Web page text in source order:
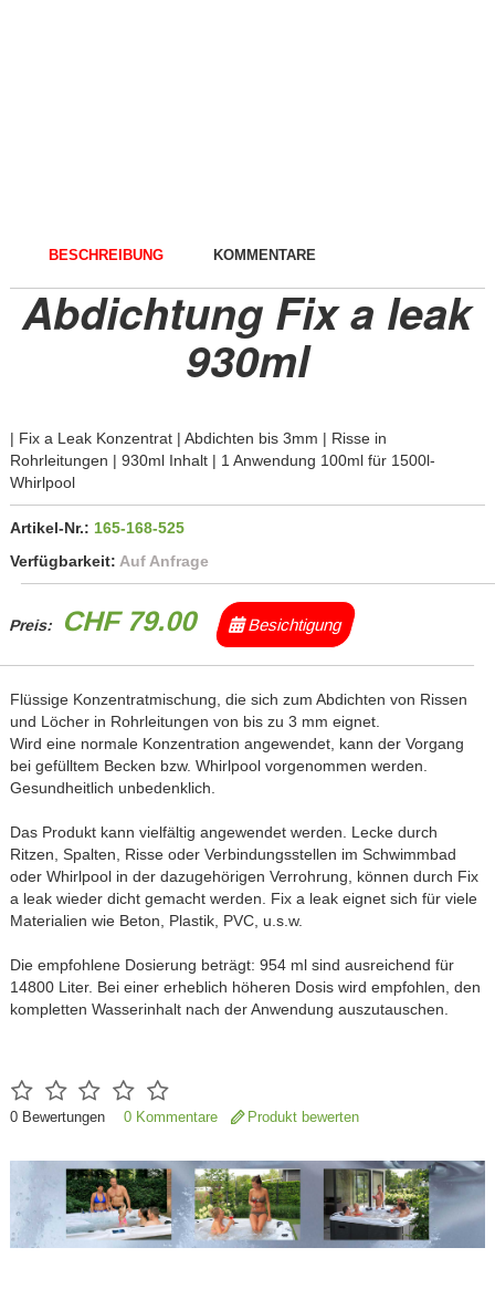
BESCHREIBUNG KOMMENTARE
Abdichtung Fix a leak
930ml
| Fix a Leak Konzentrat | Abdichten bis 3mm | Risse in
Rohrleitungen | 930ml Inhalt | 1 Anwendung 100ml für 1500l-
Whirlpool
Artikel-Nr.: 165-168-525
Verfügbarkeit: Auf Anfrage
Preis: CHF 79.00 Besichtigung
Flüssige Konzentratmischung, die sich zum Abdichten von Rissen
und Löcher in Rohrleitungen von bis zu 3 mm eignet.
Wird eine normale Konzentration angewendet, kann der Vorgang
bei gefülltem Becken bzw. Whirlpool vorgenommen werden.
Gesundheitlich unbedenklich.
Das Produkt kann vielfältig angewendet werden. Lecke durch
Ritzen, Spalten, Risse oder Verbindungsstellen im Schwimmbad
oder Whirlpool in der dazugehörigen Verrohrung, können durch Fix
a leak wieder dicht gemacht werden. Fix a leak eignet sich für viele
Materialien wie Beton, Plastik, PVC, u.s.w.
Die empfohlene Dosierung beträgt: 954 ml sind ausreichend für
14800 Liter. Bei einer erheblich höheren Dosis wird empfohlen, den
kompletten Wasserinhalt nach der Anwendung auszutauschen.
0Bewertungen 0 Kommentare Produkt bewerten